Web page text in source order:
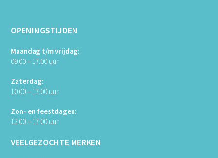
OPENINGSTIJDEN
Maandag t/m vrijdag:
09.00 – 17.00 uur
Zaterdag:
10.00 – 17.00 uur
Zon- en feestdagen:
12.00 – 17.00 uur
VEELGEZOCHTE MERKEN